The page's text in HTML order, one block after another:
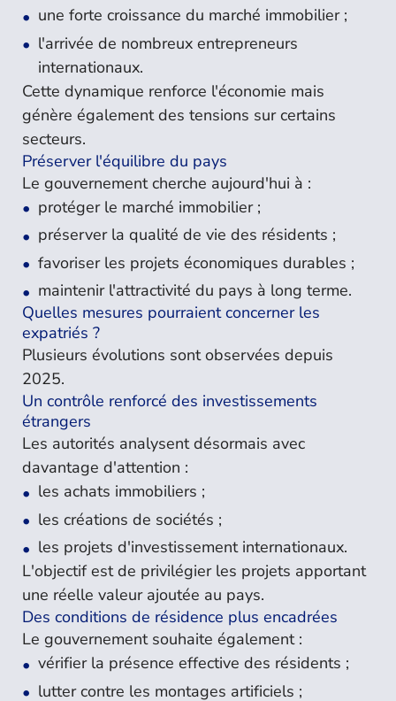
une forte croissance du marché immobilier ;
l'arrivée de nombreux entrepreneurs
internationaux.
Cette dynamique renforce l'économie mais
génère également des tensions sur certains
secteurs.
Préserver l'équilibre du pays
Le gouvernement cherche aujourd'hui à :
protéger le marché immobilier ;
préserver la qualité de vie des résidents ;
favoriser les projets économiques durables ;
maintenir l'attractivité du pays à long terme.
Quelles mesures pourraient concerner les
expatriés ?
Plusieurs évolutions sont observées depuis
2025.
Un contrôle renforcé des investissements
étrangers
Les autorités analysent désormais avec
davantage d'attention :
les achats immobiliers ;
les créations de sociétés ;
les projets d'investissement internationaux.
L'objectif est de privilégier les projets apportant
une réelle valeur ajoutée au pays.
Des conditions de résidence plus encadrées
Le gouvernement souhaite également :
vérifier la présence effective des résidents ;
lutter contre les montages artificiels ;